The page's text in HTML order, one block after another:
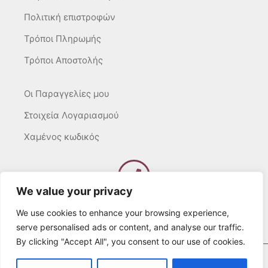
We value your privacy
We use cookies to enhance your browsing experience,
serve personalised ads or content, and analyse our traffic.
By clicking "Accept All", you consent to our use of cookies.
Πολιτική επιστροφών
Τρόποι Πληρωμής
Τρόποι Αποστολής
Οι Παραγγελίες μου
Στοιχεία Λογαριασμού
Χαμένος κωδικός
Καλέστε μας
Δευτ – Τετ. – Σαβ. : 10:00 – 15:00
Τρίτ. – Πέμπτ. – Παρ. : 10:00 – 21:00
© 2022 Λευκά Όνειρα All rights Reserved